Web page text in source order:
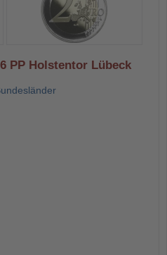
PP Holstentor Lübeck